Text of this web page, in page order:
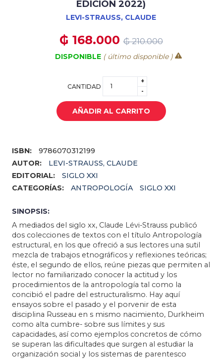
EDICIÓN 2022)
LEVI-STRAUSS, CLAUDE
₲ 168.000₲ 210.000
DISPONIBLE ( último disponible )
CANTIDAD
+
-
AÑADIR AL CARRITO
ISBN:
9786070312199
AUTOR:
LEVI-STRAUSS, CLAUDE
EDITORIAL:
SIGLO XXI
CATEGORÍAS:
ANTROPOLOGÍA SIGLO XXI
SINOPSIS:
A mediados del siglo xx, Claude Lévi-Strauss publicó
dos colecciones de textos con el título Antropología
estructural, en los que ofreció a sus lectores una sutil
mezcla de trabajos etnográficos y reflexiones teóricas;
éste, el segundo de ellos, reúne piezas que permiten al
lector no familiarizado conocer la actitud y los
procedimientos de la antropología tal como la
concibió el padre del estructuralismo. Hay aquí
ensayos sobre el pasado y el porvenir de esta
disciplina Russeau en s mismo nacimiento, Durkheim
como alta cumbre- sobre sus límites y sus
capacidades, así como ejemplos concretos de cómo
se superan las dificultades que surgen al estudiar la
organización social y los sistemas de parentesco